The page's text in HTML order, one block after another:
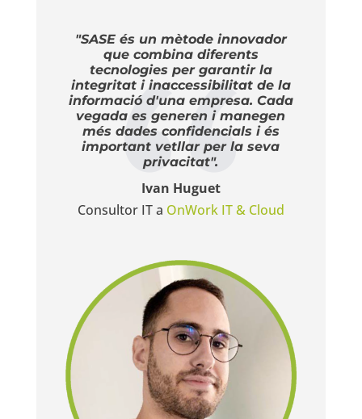
"SASE és un mètode innovador
que combina diferents
tecnologies per garantir la
integritat i inaccessibilitat de la
informació d'una empresa. Cada
vegada es generen i manegen
més dades confidencials i és
important vetllar per la seva
privacitat".
Ivan Huguet
Consultor IT a OnWork IT & Cloud